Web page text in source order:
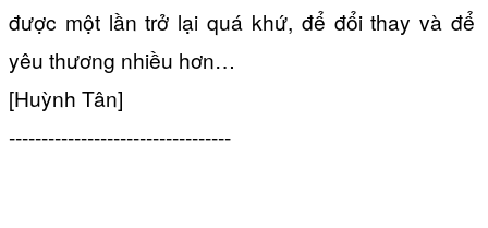
được một lần trở lại quá khứ, để đổi thay và để
yêu thương nhiều hơn…
[Huỳnh Tân]
----------------------------------